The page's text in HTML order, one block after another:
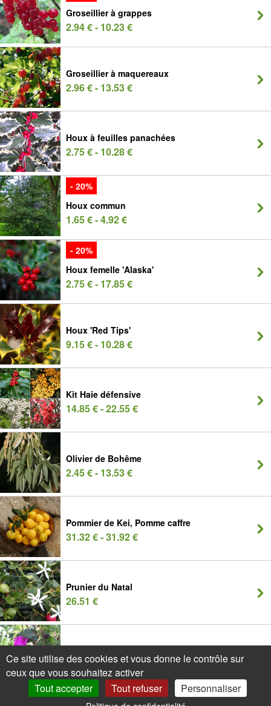
Groseillier à grappes
2.94 € - 10.23 €
Groseillier à maquereaux
2.96 € - 13.53 €
Houx à feuilles panachées
2.75 € - 10.28 €
- 20%
Houx commun
1.65 € - 4.92 €
- 20%
Houx femelle 'Alaska'
2.75 € - 17.85 €
Houx 'Red Tips'
9.15 € - 10.28 €
Kit Haie défensive
14.85 € - 22.55 €
Olivier de Bohême
2.45 € - 13.53 €
Pommier de Kei, Pomme caffre
31.32 € - 31.92 €
Prunier du Natal
26.51 €
1.95 € - 4.92 €
Ce site utilise des cookies et vous donne le contrôle sur
ceux que vous souhaitez activer
Tout accepter
Tout refuser Personnaliser